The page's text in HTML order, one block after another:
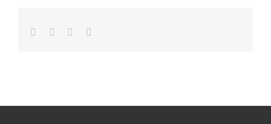
FacebookLinkedInWhatsapp